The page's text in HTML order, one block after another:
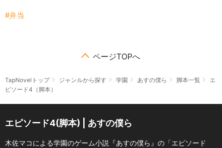
弁当
ページTOPへ
TapNovelトップ ジャンルから探す 学園 あすの僕ら 脚本一覧
エ
ピソード4（脚本）
エピソード4(脚本) | あすの僕ら
木佐マコによる学園のゲーム小説『あすの僕ら』の「エピソード